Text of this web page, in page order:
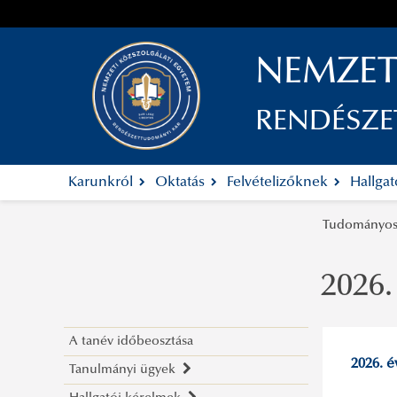
Karunkról Oktatás Felvételizőknek
A tanév időbeosztása
Tanulmányi ügyek 2026.